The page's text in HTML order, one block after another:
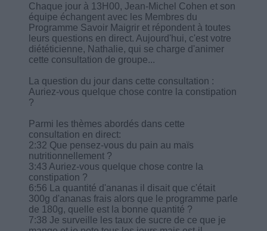
Chaque jour à 13H00, Jean-Michel Cohen et son
équipe échangent avec les Membres du
Programme Savoir Maigrir et répondent à toutes
leurs questions en direct. Aujourd'hui, c'est votre
diététicienne, Nathalie, qui se charge d'animer
cette consultation de groupe...
La question du jour dans cette consultation :
Auriez-vous quelque chose contre la constipation
?
Parmi les thèmes abordés dans cette
consultation en direct:
2:32 Que pensez-vous du pain au maïs
nutritionnellement ?
3:43 Auriez-vous quelque chose contre la
constipation ?
6:56 La quantité d'ananas il disait que c'était
300g d'ananas frais alors que le programme parle
de 180g, quelle est la bonne quantité ?
7:38 Je surveille les taux de sucre de ce que je